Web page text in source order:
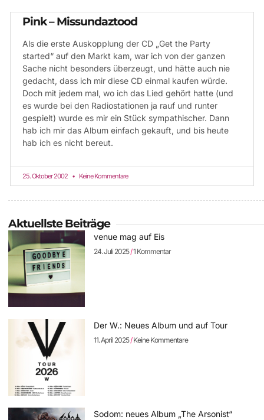
Pink – Missundaztood
Als die erste Auskopplung der CD „Get the Party
started“ auf den Markt kam, war ich von der ganzen
Sache nicht besonders überzeugt, und hätte auch nie
gedacht, dass ich mir diese CD einmal kaufen würde.
Doch mit jedem mal, wo ich das Lied gehört hatte (und
es wurde bei den Radiostationen ja rauf und runter
gespielt) wurde es mir ein Stück sympathischer. Dann
hab ich mir das Album einfach gekauft, und bis heute
hab ich es nicht bereut.
25. Oktober 2002 Keine Kommentare
Aktuellste Beiträge
venue mag auf Eis
24. Juli 2025 1 Kommentar
Der W.: Neues Album und auf Tour
11. April 2025 Keine Kommentare
Sodom: neues Album „The Arsonist“